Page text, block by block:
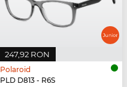
247,92 RON
Polaroid
PLD D813 - R6S